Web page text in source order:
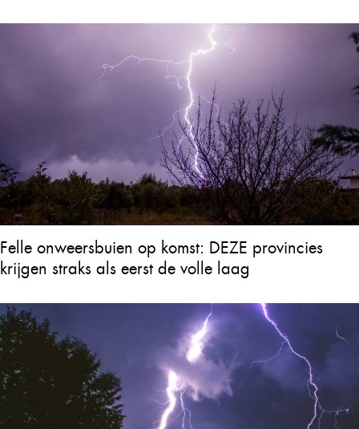
Felle onweersbuien op komst: DEZE provincies
krijgen straks als eerst de volle laag